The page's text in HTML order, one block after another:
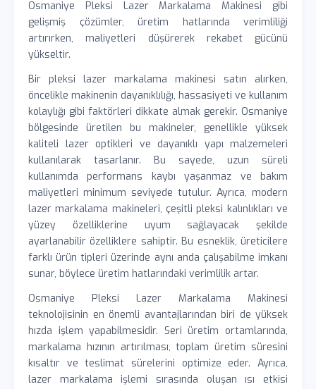
Osmaniye Pleksi Lazer Markalama Makinesi gibi
gelişmiş çözümler, üretim hatlarında verimliliği
artırırken, maliyetleri düşürerek rekabet gücünü
yükseltir.
Bir pleksi lazer markalama makinesi satın alırken,
öncelikle makinenin dayanıklılığı, hassasiyeti ve kullanım
kolaylığı gibi faktörleri dikkate almak gerekir. Osmaniye
bölgesinde üretilen bu makineler, genellikle yüksek
kaliteli lazer optikleri ve dayanıklı yapı malzemeleri
kullanılarak tasarlanır. Bu sayede, uzun süreli
kullanımda performans kaybı yaşanmaz ve bakım
maliyetleri minimum seviyede tutulur. Ayrıca, modern
lazer markalama makineleri, çeşitli pleksi kalınlıkları ve
yüzey özelliklerine uyum sağlayacak şekilde
ayarlanabilir özelliklere sahiptir. Bu esneklik, üreticilere
farklı ürün tipleri üzerinde aynı anda çalışabilme imkanı
sunar, böylece üretim hatlarındaki verimlilik artar.
Osmaniye Pleksi Lazer Markalama Makinesi
teknolojisinin en önemli avantajlarından biri de yüksek
hızda işlem yapabilmesidir. Seri üretim ortamlarında,
markalama hızının artırılması, toplam üretim süresini
kısaltır ve teslimat sürelerini optimize eder. Ayrıca,
lazer markalama işlemi sırasında oluşan ısı etkisi